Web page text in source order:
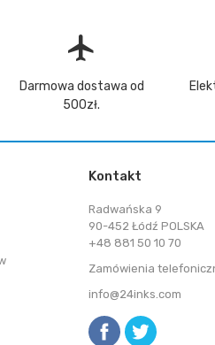
flight
Darmowa dostawa od
500zł.
Kontakt
Radwańska 9
90-452 Łódź POLSKA
+48 881 50 10 70
Zamówienia
info@24inks.com